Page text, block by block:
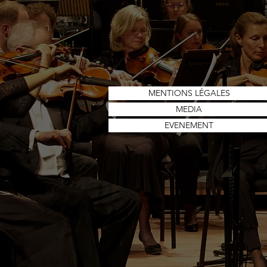
MENTIONS LÉGALES
MEDIA
EVENEMENT